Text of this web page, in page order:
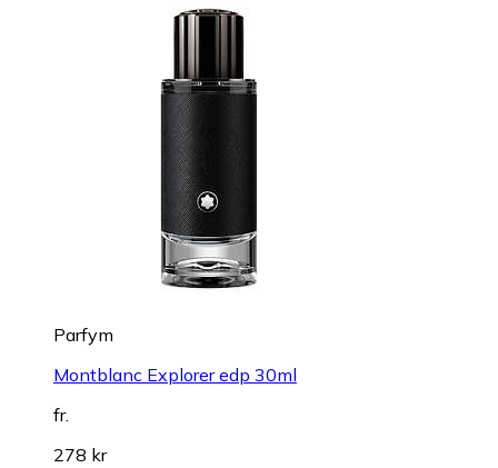
Parfym
Montblanc Explorer edp 30ml
fr.
278 kr